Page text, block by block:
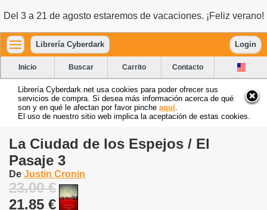
Del 3 a 21 de agosto estaremos de vacaciones. ¡Feliz verano!
Librería Cyberdark Login
Inicio Buscar Carrito Contacto
Librería Cyberdark.net usa cookies para poder ofrecer sus
servicios de compra. Si desea más información acerca de qué
son y en qué le afectan por favor pinche aquí
El uso de nuestro sitio web implica la aceptación de estas cookies.
La Ciudad de los Espejos / El
Pasaje 3
De Justin Cronin
23.00 €
21.85 €